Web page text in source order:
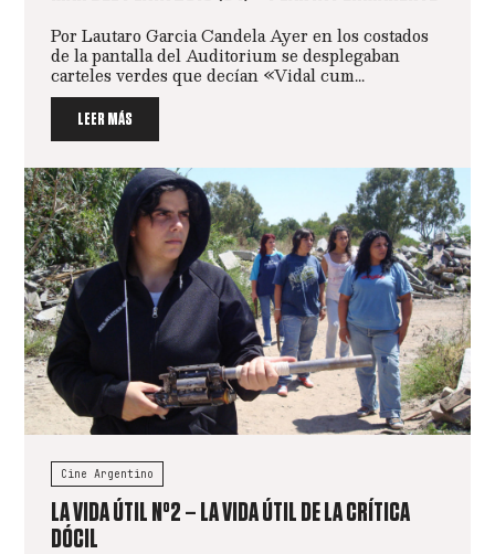
Por Lautaro Garcia Candela Ayer en los costados
de la pantalla del Auditorium se desplegaban
carteles verdes que decían «Vidal cum...
LEER MÁS
Cine Argentino
LA VIDA ÚTIL N°2 – LA VIDA ÚTIL DE LA CRÍTICA
DÓCIL